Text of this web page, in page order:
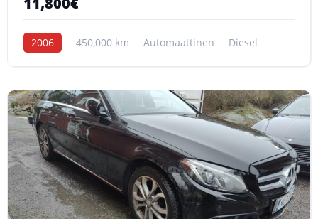
2006 450,000 km Automaattinen Diesel